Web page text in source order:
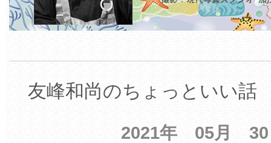
友峰和尚のちょっといい話
2021年 05月